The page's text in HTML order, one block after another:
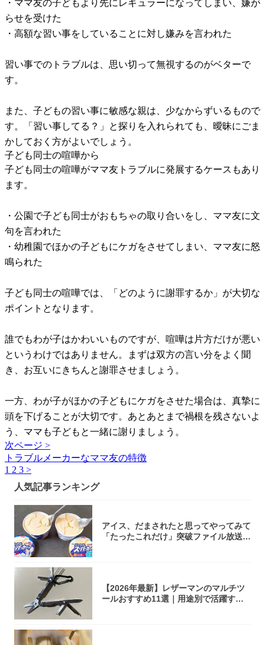
・ママ友の子どもより先にレギュラーになってしまい、嫌が
らせを受けた
・高額な習い事をしていることに対し嫌みを言われた
習い事でのトラブルは、思い切って無視するのがベターで
す。
また、子どもの習い事に敏感な親は、少なからずいるもので
す。「習い事してる？」と探りを入れられても、曖昧にごま
かしておく方がよいでしょう。
子ども同士の喧嘩から
子ども同士の喧嘩がママ友トラブルに発展するケースもあり
ます。
・公園で子ども同士がおもちゃの取り合いをし、ママ友に文
句を言われた
・幼稚園でほかの子どもにケガをさせてしまい、ママ友に怒
鳴られた
子ども同士の喧嘩では、「どのように謝罪するか」が大切な
ポイントとなります。
誰でもわが子はかわいいものですが、喧嘩は片方だけが悪い
というわけではありません。まずは双方の言い分をよく聞
き、お互いにきちんと謝罪させましょう。
一方、わが子がほかの子どもにケガをさせた場合は、真摯に
頭を下げることが大切です。あとあとまで禍根を残さないよ
う、ママも子どもと一緒に謝りましょう。
次ページ >
トラブルメーカーなママ友の特徴
1 2 3 >
人気記事ランキング
アイス、だまされたと思ってやってみて
「たったこれだけ」突破ファイル放送で
【2026年最新】レザーマンのマルチツ
ールおすすめ11選｜用途別で活躍する